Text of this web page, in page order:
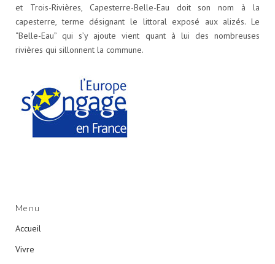
et Trois-Rivières, Capesterre-Belle-Eau doit son nom à la
capesterre, terme désignant le littoral exposé aux alizés. Le
“Belle-Eau” qui s’y ajoute vient quant à lui des nombreuses
rivières qui sillonnent la commune.
Menu
Accueil
Vivre